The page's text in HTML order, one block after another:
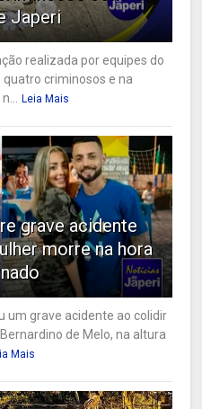
Japeri
realizada por equipes do
quatro criminosos e na
Leia Mais
grave acidente
morre na hora
um grave acidente ao colidir
de Melo, na altura
Mais